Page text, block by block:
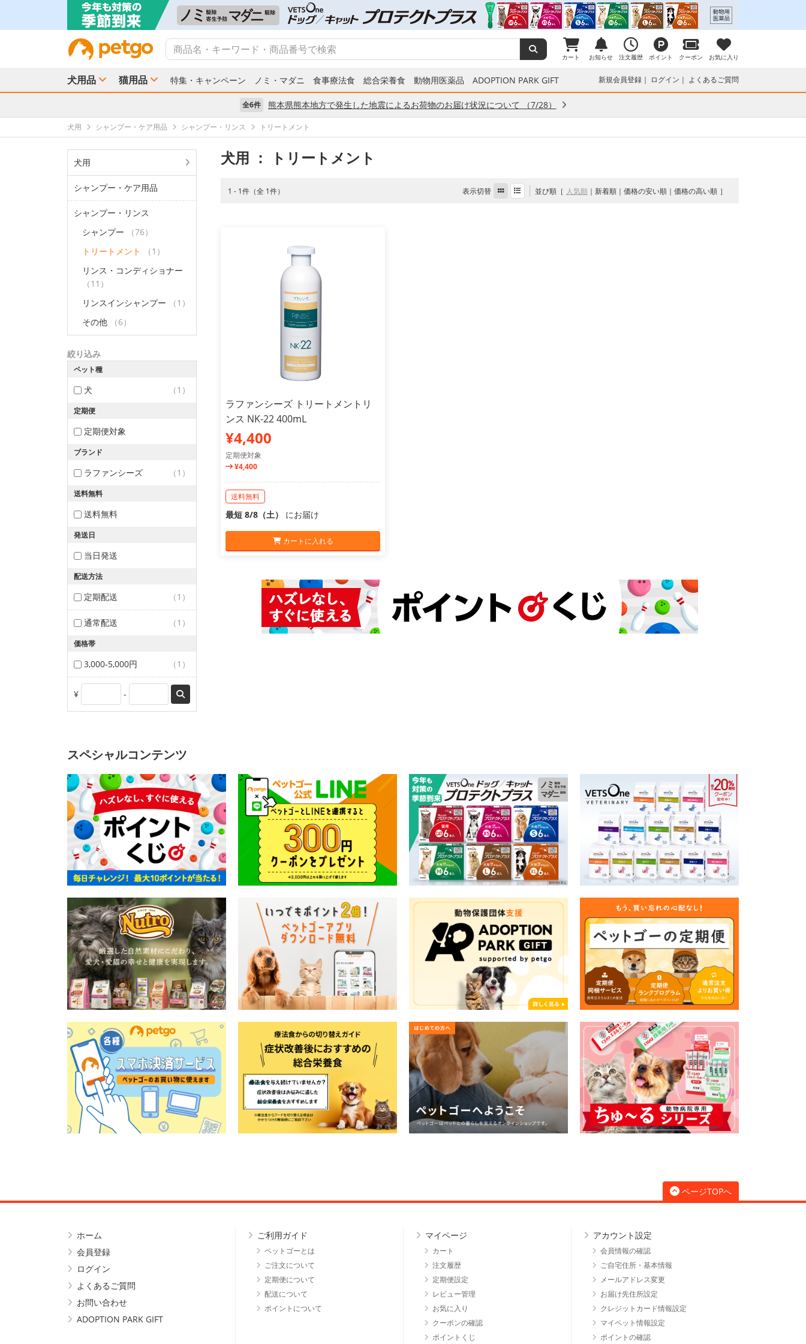
カート お知らせ 注文履歴 ポイント クーポン お気に入り
犬用品 猫用品 特集・キャンペーン ノミ・マダニ 食事療法食 総合栄養食 動物用医薬品 ADOPTION PARK GIFT 新規会員登録 ログイン よくあるご質問
全6件 熊本県熊本地方で発生した地震によるお荷物のお届け状況について （7/28）
犬用 シャンプー・ケア用品 シャンプー・リンス トリートメント
犬用
シャンプー・ケア用品
シャンプー・リンス
シャンプー
（76）
トリートメント
（1）
リンス・コンディショナー
（11）
リンスインシャンプー
（1）
その他
（6）
絞り込み
ペット種
犬 （1）
定期便
定期便対象
ブランド
ラファンシーズ （1）
送料無料
送料無料
発送日
当日発送
配送方法
定期配送 （1）
通常配送 （1）
価格帯
3,000-5,000円 （1）
¥ -
犬用 ： トリートメント
1 - 1件（全 1件） 表示切替 並び順 人気順 新着順 価格の安い順 価格の高い順
ラファンシーズ トリートメントリ
ンス NK-22 400mL
¥4,400
定期便対象
¥4,400
送料無料
最短 8/8（土） にお届け
カートに入れる
スペシャルコンテンツ
ページTOPへ
ホーム
会員登録
ログイン
よくあるご質問
お問い合わせ
ADOPTION PARK GIFT
ご利用ガイド
ペットゴーとは
ご注文について
定期便について
配送について
ポイントについて
マイページ
カート
注文履歴
定期便設定
レビュー管理
お気に入り
クーポンの確認
ポイントくじ
アカウント設定
会員情報の確認
ご自宅住所・基本情報
メールアドレス変更
お届け先住所設定
クレジットカード情報設定
マイペット情報設定
ポイントの確認